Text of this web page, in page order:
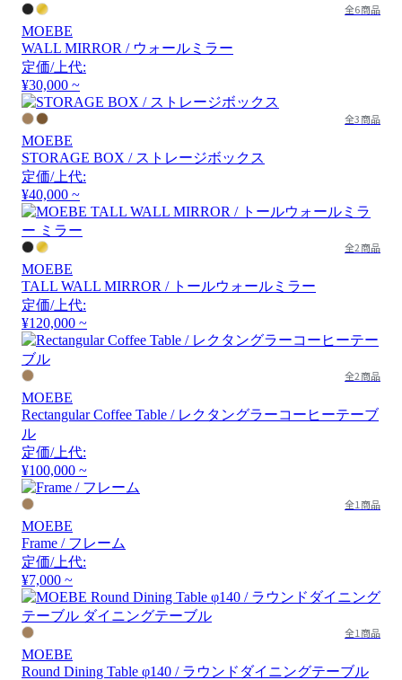
全6商品
MOEBE
WALL MIRROR / ウォールミラー
定価/上代:
¥30,000 ~
全3商品
MOEBE
STORAGE BOX / ストレージボックス
定価/上代:
¥40,000 ~
全2商品
MOEBE
TALL WALL MIRROR / トールウォールミラー
定価/上代:
¥120,000 ~
全2商品
MOEBE
Rectangular Coffee Table / レクタングラーコーヒーテーブ
ル
定価/上代:
¥100,000 ~
全1商品
MOEBE
Frame / フレーム
定価/上代:
¥7,000 ~
全1商品
MOEBE
Round Dining Table φ140 / ラウンドダイニングテーブル